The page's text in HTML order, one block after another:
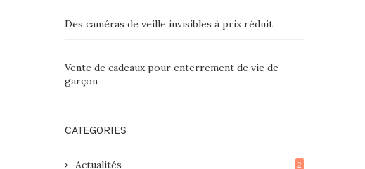
Des caméras de veille invisibles à prix réduit
Vente de cadeaux pour enterrement de vie de
garçon
CATEGORIES
Actualités 2